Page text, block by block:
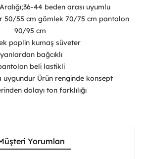
44 beden arası uyumlu
50/55 cm gömlek 70/75 cm pantolon
90/95 cm
poplin kumaş süveter
yanlardan bağcıklı
beli lastikli
uygundur Ürün renginde konsept
dolayı ton farklılığı
Yorumları